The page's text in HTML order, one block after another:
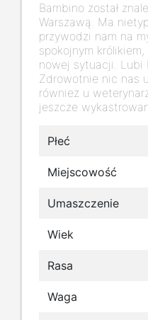
Bambino został
Warszawą. Ma
przywodzi nam na
spokojnym
nowej sytuacji. Lubi
Zdrowotnie nic nas
również u
jeszcze
Płeć
Miejscowość
Umaszczenie
Wiek
Rasa
Waga